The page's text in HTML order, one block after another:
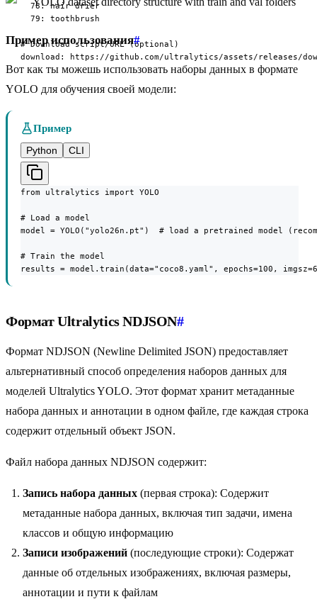
  78: hair drier
  79: toothbrush
# Download script/URL (optional)
download: https://github.com/ultralytics/assets/releases/
Пример использования#
Вот как ты можешь использовать наборы данных в формате
YOLO для обучения своей модели:
Пример
Python
CLI
from ultralytics import YOLO
# Load a model
model = YOLO("yolo26n.pt")  # load a pretrained model
# Train the model
results = model.train(data="coco8.yaml", epochs=100,
Формат Ultralytics NDJSON#
Формат NDJSON (Newline Delimited JSON) предоставляет
альтернативный способ определения наборов данных для
моделей Ultralytics YOLO. Этот формат хранит метаданные
набора данных и аннотации в одном файле, где каждая строка
содержит отдельный объект JSON.
Файл набора данных NDJSON содержит:
Запись набора данных (первая строка): Содержит
метаданные набора данных, включая тип задачи, имена
классов и общую информацию
Записи изображений (последующие строки): Содержат
данные об отдельных изображениях, включая размеры,
аннотации и пути к файлам